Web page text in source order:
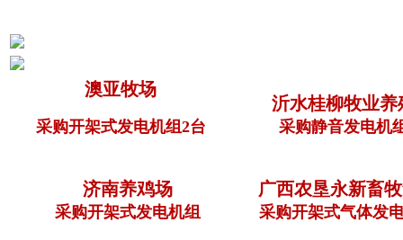
澳亚牧场
采购开架式发电机组2台
沂水桂柳牧业养
采购静音发电机
济南养鸡场
采购开架式发电机组
广西农垦永新畜牧
采购开架式气体发